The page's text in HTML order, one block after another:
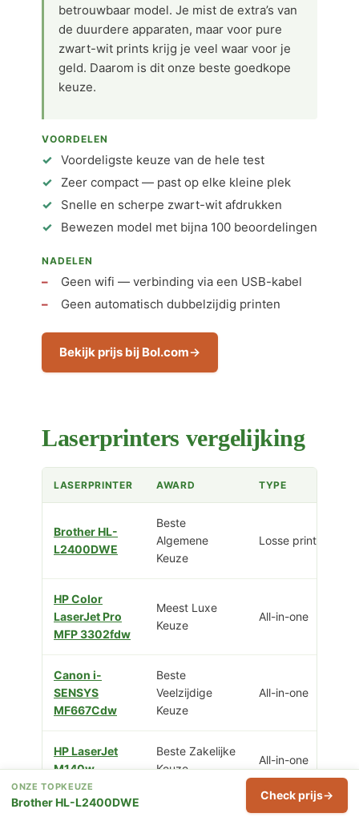
betrouwbaar model. Je mist de extra’s van
de duurdere apparaten, maar voor pure
zwart-wit prints krijg je veel waar voor je
geld. Daarom is dit onze beste goedkope
keuze.
VOORDELEN
Voordeligste keuze van de hele test
Zeer compact — past op elke kleine plek
Snelle en scherpe zwart-wit afdrukken
Bewezen model met bijna 100 beoordelingen
NADELEN
Geen wifi — verbinding via een USB-kabel
Geen automatisch dubbelzijdig printen
Bekijk prijs bij Bol.com
Laserprinters vergelijking
LASERPRINTER AWARD TYPE
Brother HL-
L2400DWE
Beste
Algemene
Keuze
Losse printer
HP Color
LaserJet Pro
MFP 3302fdw
Meest Luxe
Keuze
All-in-one
Canon i-
SENSYS
MF667Cdw
Beste
Veelzijdige
Keuze
All-in-one
HP LaserJet
M140w
Beste Zakelijke
Keuze
All-in-one
Kyocera
ONZE TOPKEUZE
Brother HL-L2400DWE Check prijs